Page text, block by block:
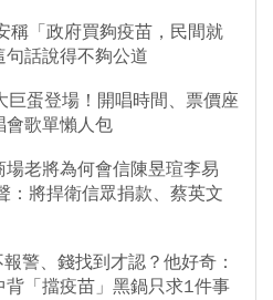
稱「政府買夠疫苗，民間就
話說得不夠公道
蛋登場！開唱時間、票價座
會歌單懶人包
老將為何會信陳昱瑄李易
：將捍衛信眾捐款、蔡英文
警、錢找到才認？他好奇：
「擋疫苗」黑鍋只求1件事